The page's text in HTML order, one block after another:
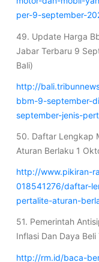
per-9-september-
49. Update Harga
Jabar Terbaru 9
Bali)
http://
bbm-9-september-
september-jenis-
50. Daftar Lengkap
Aturan Berlaku 1
http://www.pikiran-
018541276/daftar-
pertalite-aturan-
51. Pemerintah
Inflasi Dan Daya Beli
http://rm.id/baca-